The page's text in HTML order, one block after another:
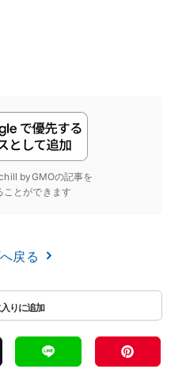
byGMOの記事を
ことができます
戻る